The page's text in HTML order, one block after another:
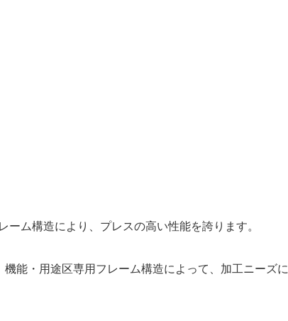
ム構造により、プレスの高い性能を誇ります。
能・用途区専用フレーム構造によって、加工ニーズに